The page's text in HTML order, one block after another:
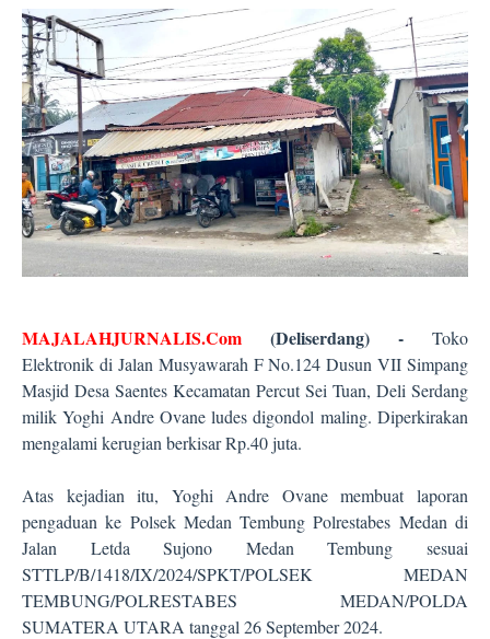
MAJALAHJURNALIS.Com (Deliserdang) - Toko
Elektronik di Jalan Musyawarah F No.124 Dusun VII Simpang
Masjid Desa Saentes Kecamatan Percut Sei Tuan, Deli Serdang
milik Yoghi Andre Ovane ludes digondol maling. Diperkirakan
mengalami kerugian berkisar Rp.40 juta.
Atas kejadian itu, Yoghi Andre Ovane membuat laporan
pengaduan ke Polsek Medan Tembung Polrestabes Medan di
Jalan Letda Sujono Medan Tembung sesuai
STTLP/B/1418/IX/2024/SPKT/POLSEK MEDAN
TEMBUNG/POLRESTABES MEDAN/POLDA
SUMATERA UTARA tanggal 26 September 2024.